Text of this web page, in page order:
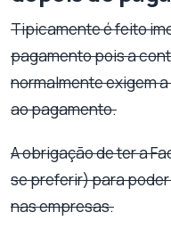
Tipicamente é feito
pagamento pois a
normalmente exigem
ao pagamento.
A obrigação de ter a
se preferir) para
nas empresas.